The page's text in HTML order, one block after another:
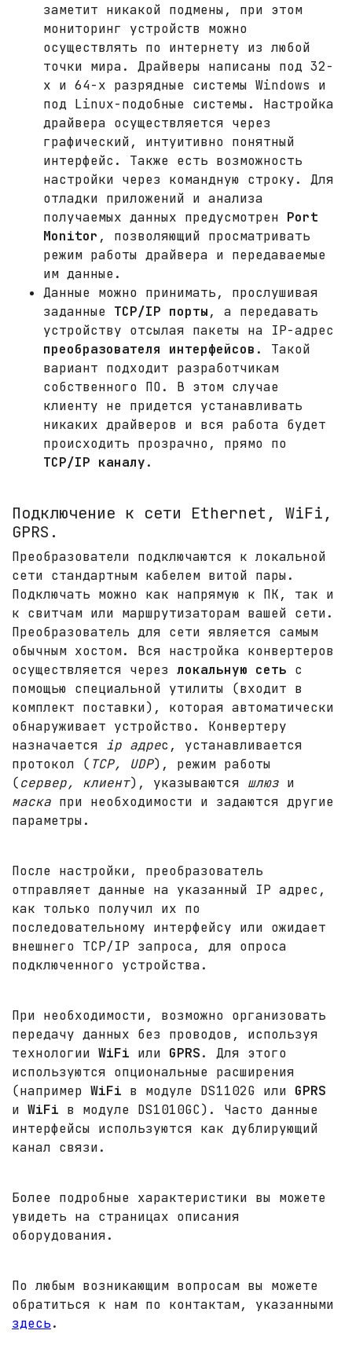
заметит никакой подмены, при этом
мониторинг устройств можно
осуществлять по интернету из любой
точки мира. Драйверы написаны под 32-
х и 64-х разрядные системы Windows и
под Linux-подобные системы. Настройка
драйвера осуществляется через
графический, интуитивно понятный
интерфейс. Также есть возможность
настройки через командную строку. Для
отладки приложений и анализа
получаемых данных предусмотрен Port
Monitor , позволяющий просматривать
режим работы драйвера и передаваемые
им данные.
Данные можно принимать, прослушивая
заданные TCP/IP порты, а передавать
устройству отсылая пакеты на IP-адрес
преобразователя интерфейсов . Такой
вариант подходит разработчикам
собственного ПО. В этом случае
клиенту не придется устанавливать
никаких драйверов и вся работа будет
происходить прозрачно, прямо по
TCP/IP каналу.
Подключение к сети Ethernet, WiFi,
GPRS.
Преобразователи подключаются к локальной
сети стандартным кабелем витой пары.
Подключать можно как напрямую к ПК, так и
к свитчам или маршрутизаторам вашей сети.
Преобразователь для сети является самым
обычным хостом. Вся настройка конвертеров
осуществляется через локальную сеть с
помощью специальной утилиты (входит в
комплект поставки), которая автоматически
обнаруживает устройство. Конвертеру
назначается ip адрес, устанавливается
протокол ( TCP, UDP), режим работы
(сервер, клиент), указываются шлюз и
маска при необходимости и задаются другие
параметры.
После настройки, преобразователь
отправляет данные на указанный IP адрес,
как только получил их по
последовательному интерфейсу или ожидает
внешнего TCP/IP запроса, для опроса
подключенного устройства.
При необходимости, возможно организовать
передачу данных без проводов, используя
технологии WiFi или GPRS. Для этого
используются опциональные расширения
(например WiFi в модуле DS1102G или GPRS
и WiFi в модуле DS1010GC). Часто данные
интерфейсы используются как дублирующий
канал связи.
Более подробные характеристики вы можете
увидеть на страницах описания
оборудования.
По любым возникающим вопросам вы можете
обратиться к нам по контактам, указанными
здесь.